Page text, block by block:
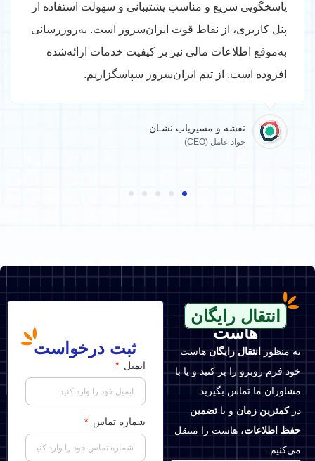
پاسخگویی سریع و مناسب پشتیبانی و سهولت استفاده از
پنل کاربری، از نقاط قوت ایران‌سرور است. به‌روزرسانی
به‌موقع اطلاعات مالی نیز بر کیفیت خدمات ارائه‌شده
افزوده است. از تیم ایران‌سرور سپاسگزاریم.
نقشه و مسیریاب نشـان
جواد عامل (CEO)
انتقال رایگان
هاست
به منظور انتقال رایگانهاست
خود فرم روبرو را پر کنید و یا با
مشاوران ما تماس بگیرید.
درکمترین زمان و با تضمین
حفظ اطلاعات، هاست را منتقل
می‌کنیم.
ثبت درخواست
ایمیل
شماره تماس